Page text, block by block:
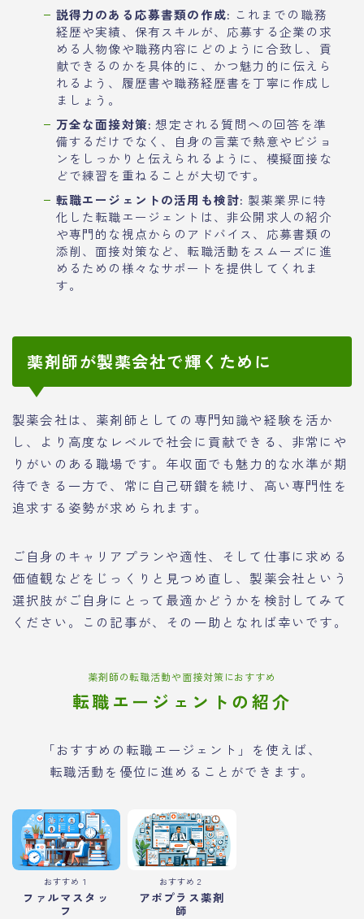
説得力のある応募書類の作成: これまでの職務
経歴や実績、保有スキルが、応募する企業の求
める人物像や職務内容にどのように合致し、貢
献できるのかを具体的に、かつ魅力的に伝えら
れるよう、履歴書や職務経歴書を丁寧に作成し
ましょう。
万全な面接対策: 想定される質問への回答を準
備するだけでなく、自身の言葉で熱意やビジョ
ンをしっかりと伝えられるように、模擬面接な
どで練習を重ねることが大切です。
転職エージェントの活用も検討: 製薬業界に特
化した転職エージェントは、非公開求人の紹介
や専門的な視点からのアドバイス、応募書類の
添削、面接対策など、転職活動をスムーズに進
めるための様々なサポートを提供してくれま
す。
薬剤師が製薬会社で輝くために
製薬会社は、薬剤師としての専門知識や経験を活か
し、より高度なレベルで社会に貢献できる、非常にや
りがいのある職場です。年収面でも魅力的な水準が期
待できる一方で、常に自己研鑽を続け、高い専門性を
追求する姿勢が求められます。
ご自身のキャリアプランや適性、そして仕事に求める
価値観などをじっくりと見つめ直し、製薬会社という
選択肢がご自身にとって最適かどうかを検討してみて
ください。この記事が、その一助となれば幸いです。
薬剤師の転職活動や面接対策におすすめ
転職エージェントの紹介
「おすすめの転職エージェント」を使えば、
転職活動を優位に進めることができます。
おすすめ１
ファルマスタッ
フ
おすすめ２
アポプラス薬剤
師